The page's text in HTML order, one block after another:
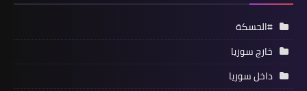
#الحسكة
خارج سوريا
داخل سوريا